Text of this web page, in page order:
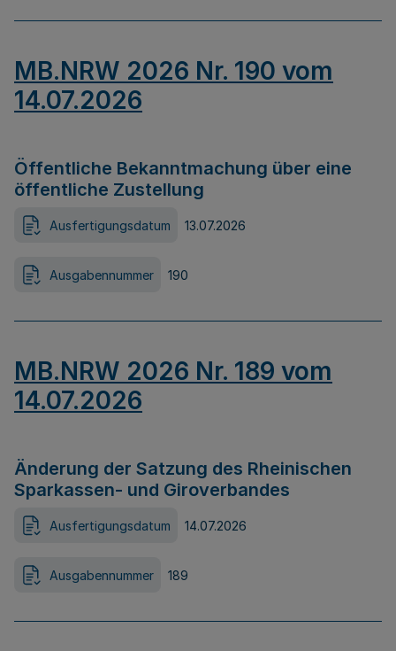
MB.NRW 2026 Nr. 190 vom
14.07.2026
Öffentliche Bekanntmachung über eine
öffentliche Zustellung
Ausfertigungsdatum 13.07.2026
Ausgabennummer 190
MB.NRW 2026 Nr. 189 vom
14.07.2026
Änderung der Satzung des Rheinischen
Sparkassen- und Giroverbandes
Ausfertigungsdatum 14.07.2026
Ausgabennummer 189